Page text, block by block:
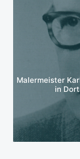
Malermeister
in